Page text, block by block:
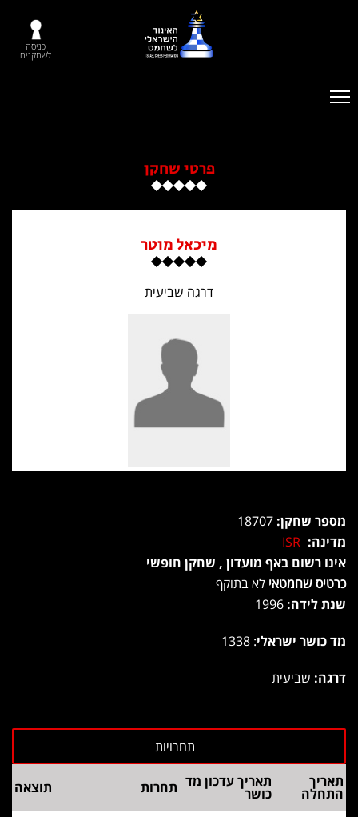
כניסה
לשחקנים
פרטי שחקן
מיכאל מוטר
דרגה שביעית
מספר שחקן:
מדינה: ISR
אינו רשום באף מועדון , שחקן חופשי
כרטיס שחמטאי לא בתוקף
שנת לידה:
מד כושר ישראלי: 1338
דרגה: שביעית
תאריך
התחלה
תאריך עדכון מד
כושר תחרות תוצאה